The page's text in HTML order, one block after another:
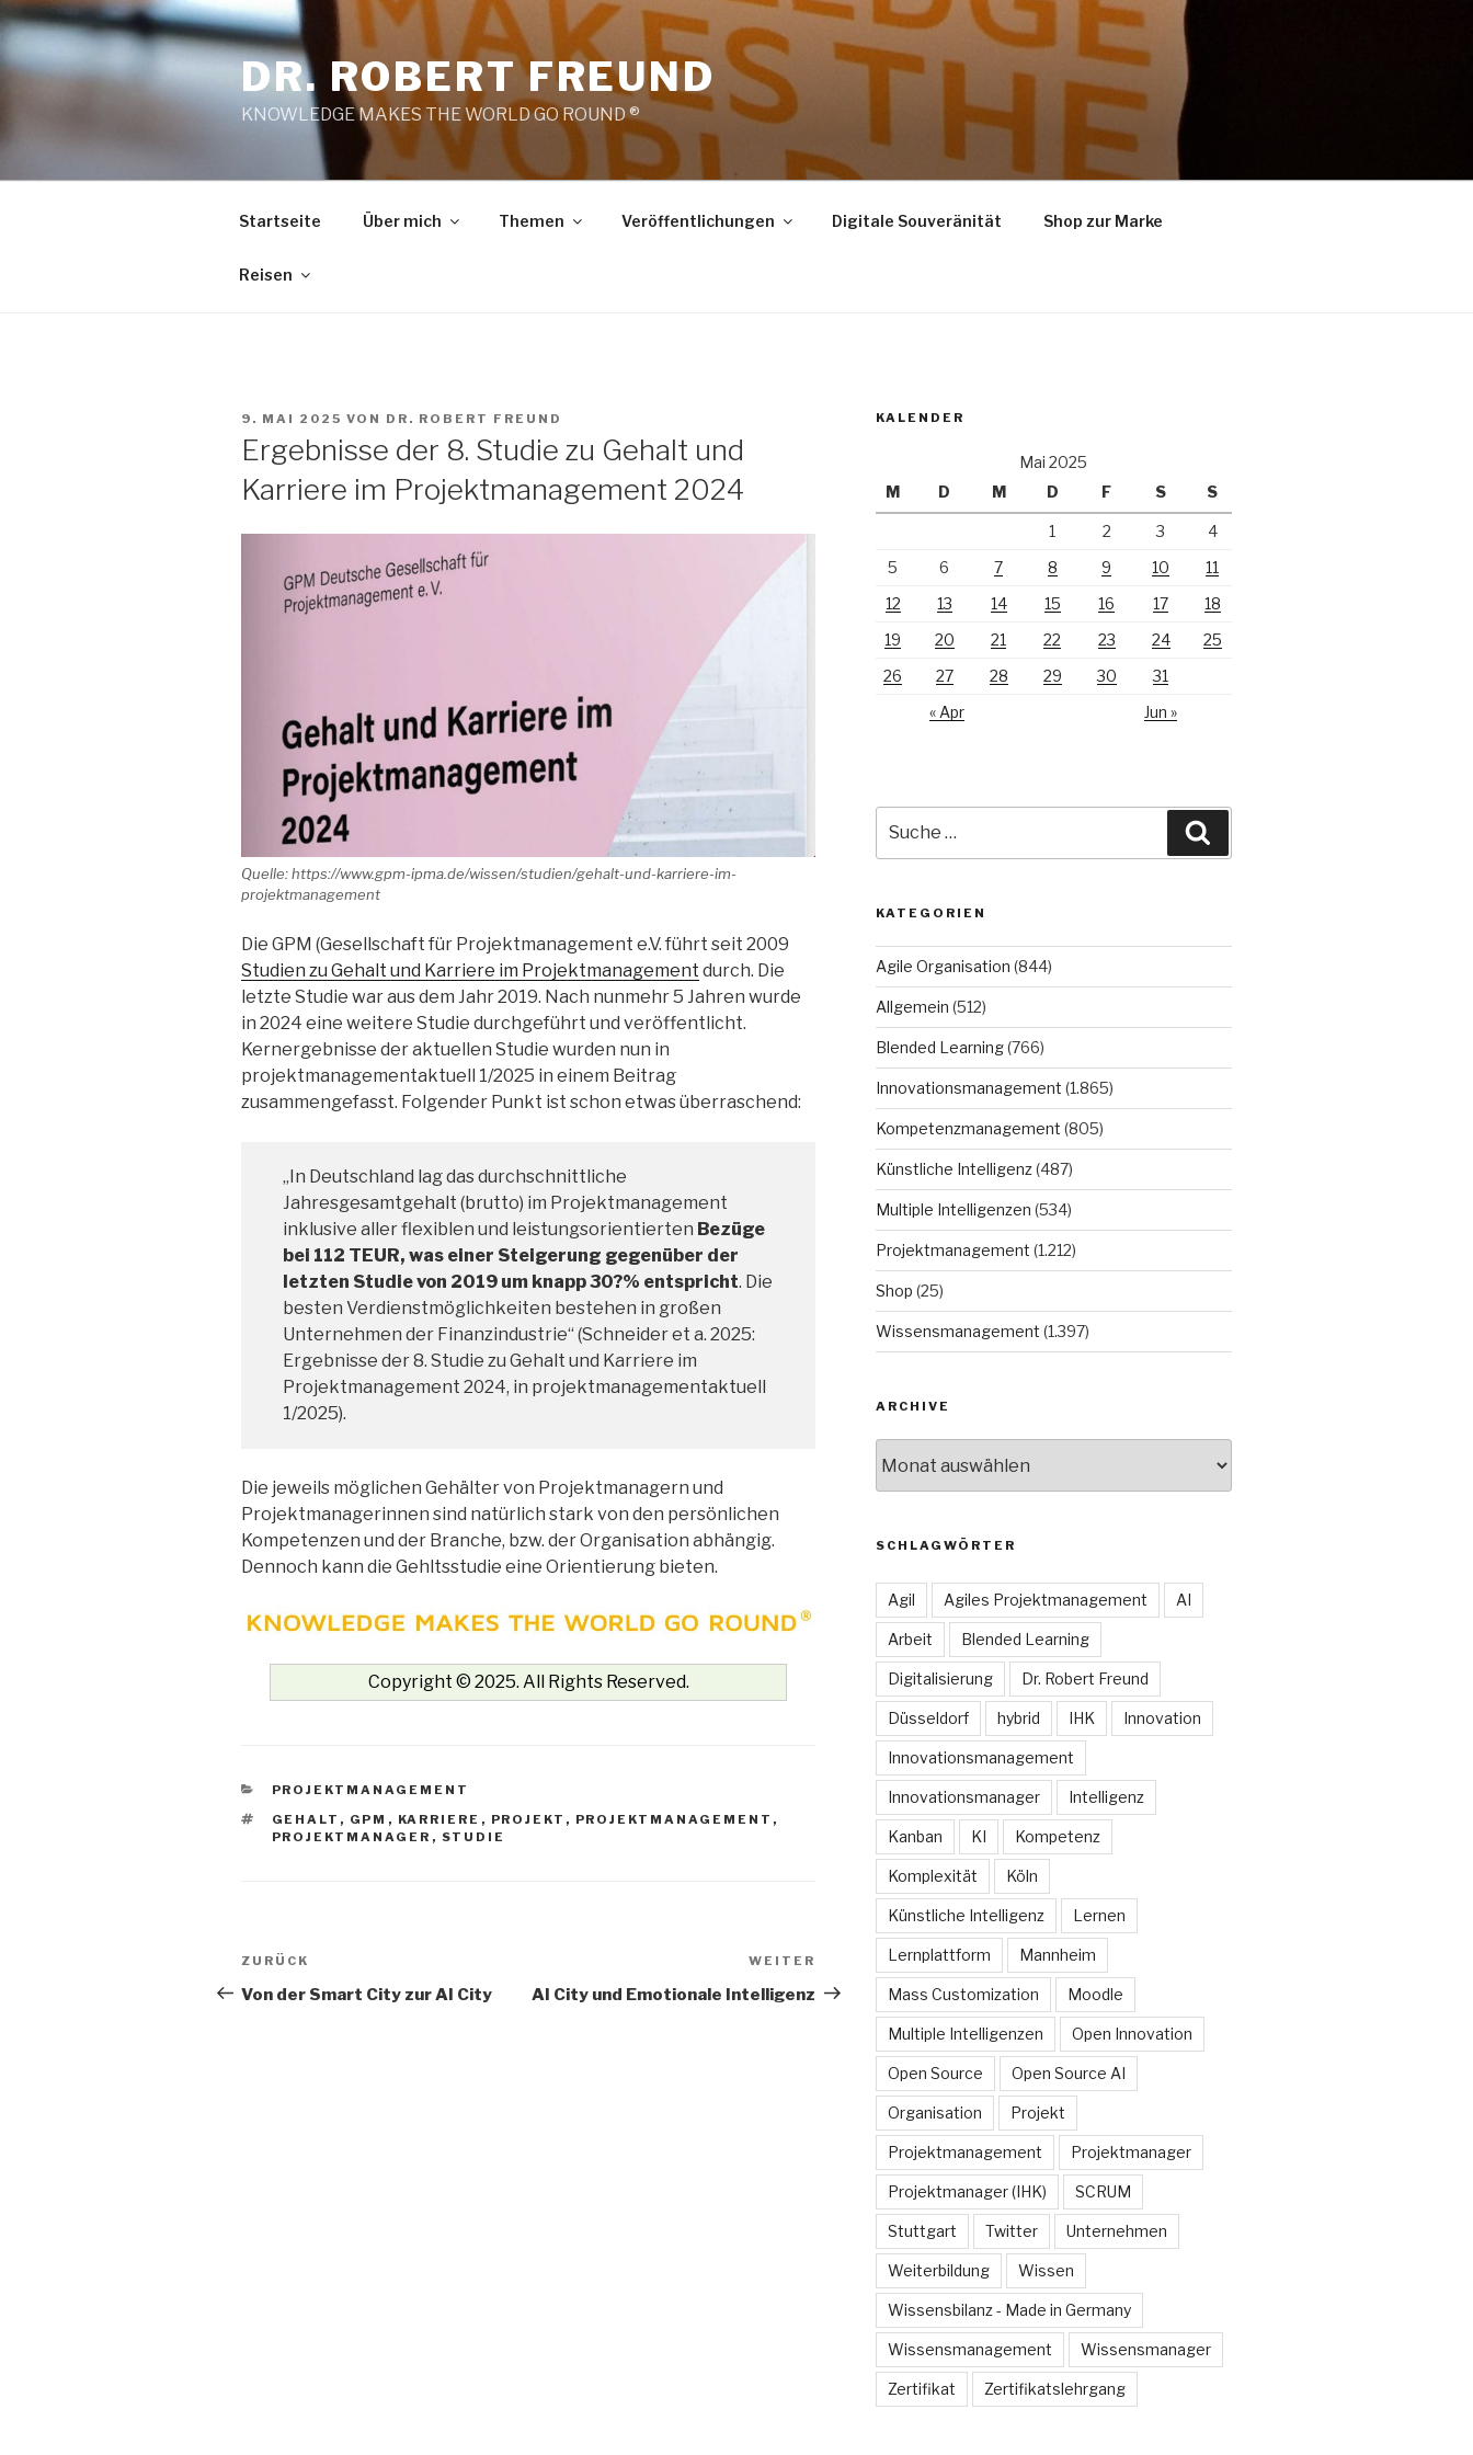
Zum
Inhalt
springen
DR. ROBERT FREUND
KNOWLEDGE MAKES THE WORLD GO ROUND ®
Startseite Über mich Themen Veröffentlichungen Digitale Souveränität Shop zur Marke
Reisen
VERÖFFENTLICHT
9. MAI 2025 VON DR. ROBERT FREUND
Ergebnisse der 8. Studie zu Gehalt und
Karriere im Projektmanagement 2024
Quelle: https://www.gpm-ipma.de/wissen/studien/gehalt-und-karriere-im-
projektmanagement
Die GPM (Gesellschaft für Projektmanagement e.V. führt seit 2009
Studien zu Gehalt und Karriere im Projektmanagement durch. Die
letzte Studie war aus dem Jahr 2019. Nach nunmehr 5 Jahren wurde
in 2024 eine weitere Studie durchgeführt und veröffentlicht.
Kernergebnisse der aktuellen Studie wurden nun in
projektmanagementaktuell 1/2025 in einem Beitrag
zusammengefasst. Folgender Punkt ist schon etwas überraschend:
„In Deutschland lag das durchschnittliche
Jahresgesamtgehalt (brutto) im Projektmanagement
inklusive aller flexiblen und leistungsorientierten Bezüge
bei 112 TEUR, was einer Steigerung gegenüber der
letzten Studie von 2019 um knapp 30?% entspricht. Die
besten Verdienstmöglichkeiten bestehen in großen
Unternehmen der Finanzindustrie“ (Schneider et a. 2025:
Ergebnisse der 8. Studie zu Gehalt und Karriere im
Projektmanagement 2024, in projektmanagementaktuell
1/2025).
Die jeweils möglichen Gehälter von Projektmanagern und
Projektmanagerinnen sind natürlich stark von den persönlichen
Kompetenzen und der Branche, bzw. der Organisation abhängig.
Dennoch kann die Gehltsstudie eine Orientierung bieten.
Copyright © 2025. All Rights Reserved.
KATEGORIEN
PROJEKTMANAGEMENT
SCHLAGWÖRTER
GEHALT , GPM , KARRIERE , PROJEKT , PROJEKTMANAGEMENT ,
PROJEKTMANAGER , STUDIE
Beitrags-
Navigation
Vorheriger
Beitrag
ZURÜCK
Von der Smart City zur AI City
Nächster
Beitrag
WEITER
AI City und Emotionale Intelligenz
KALENDER
Mai 2025
M
D M D F S S
1 2 3
4
5
6 7 8 9 10
11
12
13 14 15 16 17
18
19
20 21 22 23 24
25
26
27 28 29 30
31
« Apr
Jun »
nach:
KATEGORIEN
Agile Organisation (844)
Allgemein (512)
Blended Learning(766)
Innovationsmanagement (1.865)
Kompetenzmanagement (805)
Künstliche Intelligenz(487)
Multiple Intelligenzen (534)
Projektmanagement (1.212)
Shop (25)
Wissensmanagement (1.397)
ARCHIVE
SCHLAGWÖRTER
Agil Agiles Projektmanagement AI
Arbeit Blended Learning
Digitalisierung Dr. Robert Freund
Düsseldorf hybrid IHK Innovation
Innovationsmanagement
Innovationsmanager Intelligenz
Kanban KI Kompetenz
Komplexität Köln
Künstliche Intelligenz Lernen
Lernplattform Mannheim
Mass Customization Moodle
Multiple Intelligenzen Open Innovation
Open Source Open Source AI
Organisation Projekt
Projektmanagement Projektmanager
Projektmanager (IHK) SCRUM
Stuttgart Twitter Unternehmen
Weiterbildung Wissen
Wissensbilanz - Made in Germany
Wissensmanagement Wissensmanager
Zertifikat Zertifikatslehrgang